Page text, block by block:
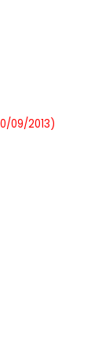
09/2013)